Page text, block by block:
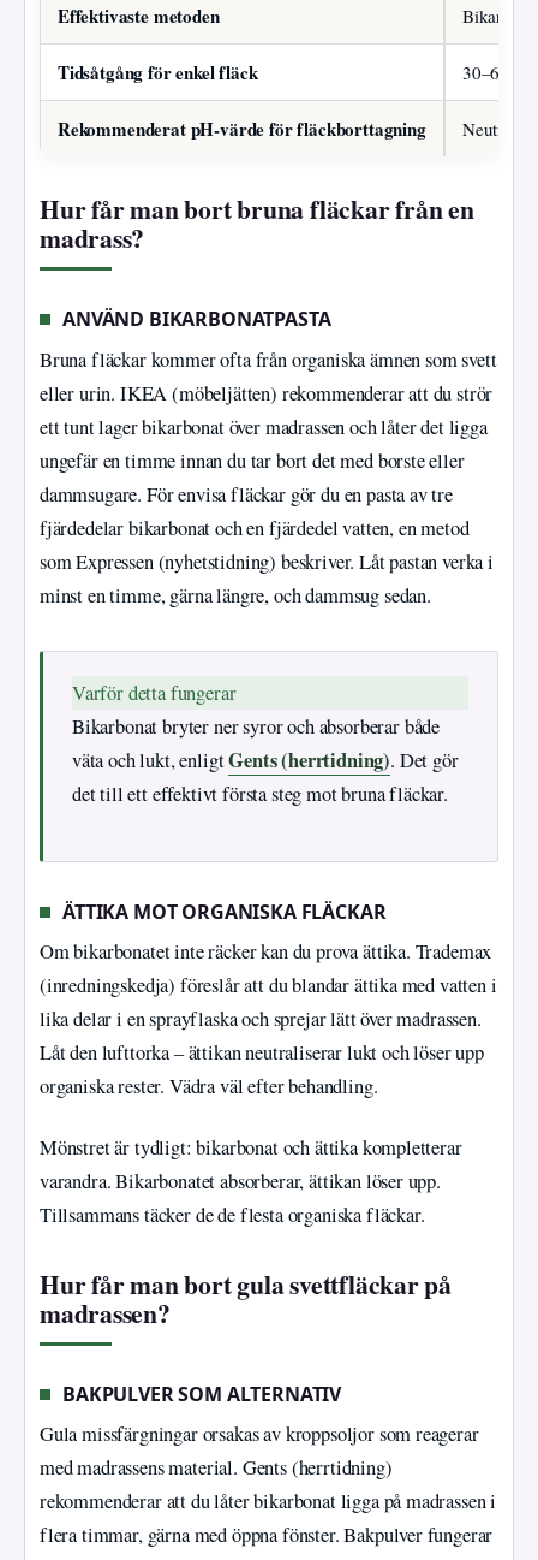
Effektivaste metoden
Tidsåtgång för enkel fläck 30–60
Rekommenderat pH-värde för fläckborttagning Neutralt
Hur får man bort bruna fläckar från en
madrass?
ANVÄND BIKARBONATPASTA
Bruna fläckar kommer ofta från organiska ämnen som svett
eller urin. IKEA (möbeljätten) rekommenderar att du strör
ett tunt lager bikarbonat över madrassen och låter det ligga
ungefär en timme innan du tar bort det med borste eller
dammsugare. För envisa fläckar gör du en pasta av tre
fjärdedelar bikarbonat och en fjärdedel vatten, en metod
som Expressen (nyhetstidning) beskriver. Låt pastan verka i
minst en timme, gärna längre, och dammsug sedan.
Varför detta fungerar
Bikarbonat bryter ner syror och absorberar både
väta och lukt, enligtGents (herrtidning). Det gör
det till ett effektivt första steg mot bruna fläckar.
ÄTTIKA MOT ORGANISKA FLÄCKAR
Om bikarbonatet inte räcker kan du prova ättika. Trademax
(inredningskedja) föreslår att du blandar ättika med vatten i
lika delar i en sprayflaska och sprejar lätt över madrassen.
Låt den lufttorka – ättikan neutraliserar lukt och löser upp
organiska rester. Vädra väl efter behandling.
Mönstret är tydligt: bikarbonat och ättika kompletterar
varandra. Bikarbonatet absorberar, ättikan löser upp.
Tillsammans täcker de de flesta organiska fläckar.
Hur får man bort gula svettfläckar på
madrassen?
BAKPULVER SOM ALTERNATIV
Gula missfärgningar orsakas av kroppsoljor som reagerar
med madrassens material. Gents (herrtidning)
rekommenderar att du låter bikarbonat ligga på madrassen i
flera timmar, gärna med öppna fönster. Bakpulver fungerar